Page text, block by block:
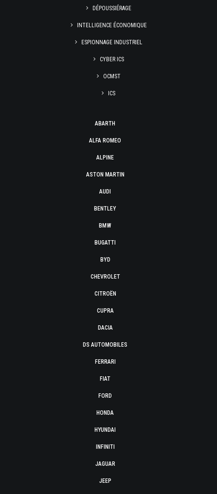
DÉPOUSSIÉRAGE
INTELLIGENCE ÉCONOMIQUE
ESPIONNAGE INDUSTRIEL
CYBER ICS
OCMST
ICS
ABARTH
ALFA ROMEO
ALPINE
ASTON MARTIN
AUDI
BENTLEY
BMW
BUGATTI
BYD
CHEVROLET
CITROËN
CUPRA
DACIA
DS AUTOMOBILES
FERRARI
FIAT
FORD
HONDA
HYUNDAI
INFINITI
JAGUAR
JEEP